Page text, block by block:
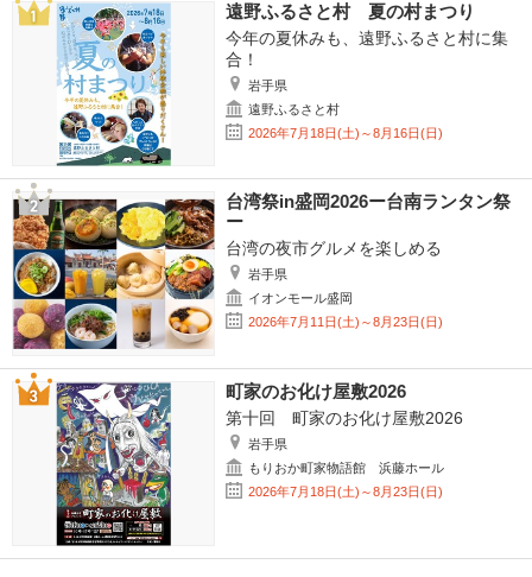
遠野ふるさと村 夏の村まつり
今年の夏休みも、遠野ふるさと村に集
合！
岩手県
遠野ふるさと村
2026年7月18日(土)～8月16日(日)
台湾祭in盛岡2026ー台南ランタン祭
ー
台湾の夜市グルメを楽しめる
岩手県
イオンモール盛岡
2026年7月11日(土)～8月23日(日)
町家のお化け屋敷2026
第十回 町家のお化け屋敷2026
岩手県
もりおか町家物語館 浜藤ホール
2026年7月18日(土)～8月23日(日)